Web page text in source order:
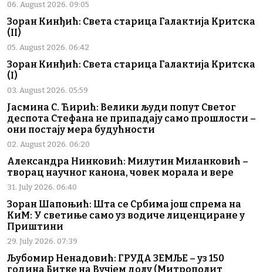
06. August 2026. 09:05
Зоран Кинђић: Света старица Галактија Критска
(II)
05. August 2026. 06:42
Зоран Кинђић: Света старица Галактија Критска
(I)
03. August 2026. 05:59
Јасмина С. Ћирић: Велики људи попут Светог
деспота Стефана не припадају само прошлости –
они постају мера будућности
02. August 2026. 06:20
Александра Нинковић: Милутин Миланковић –
творац научног канона, човек морала и вере
31. July 2026. 06:40
Зоран Шапоњић: Шта се Србима још спрема на
КиМ: У светиње само уз водиче лиценциране у
Приштини
29. July 2026. 07:39
Љубомир Ненадовић: ГРУДА ЗЕМЉЕ – уз 150
година Битке на Вучјем долу (Митрополит